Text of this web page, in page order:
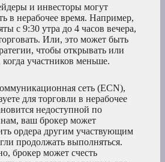
и инвесторы могут
в нерабочее время. Например,
с 9:30 утра до 4 часов вечера,
Или, это может быть
чтобы открывать или
участников меньше.
сеть (ECN),
для торговли в нерабочее
недоступной по
ваш брокер может
ордера другим участвующим
продолжать выполняться.
брокер может счесть